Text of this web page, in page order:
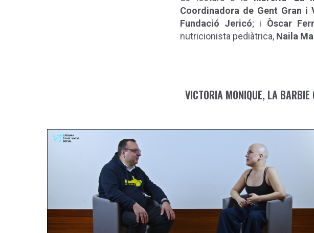
Coordinadora de Gent Gran i
Fundació Jericó; i Òscar
nutricionista pediàtrica, Naila
VICTORIA MONIQUE, LA